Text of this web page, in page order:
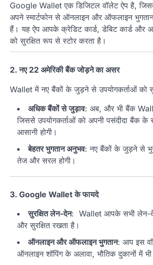
Google Wallet एक डिजिटल वॉलेट ऐप है,
अपने स्मार्टफोन से ऑनलाइन और ऑफलाइन
हैं। यह ऐप आपके क्रेडिट कार्ड, डेबिट कार्ड और
को सुरक्षित रूप से स्टोर करता है।
2. नए 22 अमेरिकी बैंक जोड़ने का असर
Wallet में नए बैंकों के जुड़ने से उपयोगकर्ताओं को
अधिक बैंकों से जुड़ाव: अब, और भी बैंक
जिससे उपयोगकर्ताओं को अपनी पसंदीदा बैंक के
आसानी होगी।
बेहतर भुगतान अनुभव: नए बैंकों के जुड़ने से
तेज और सरल होगी।
3. Google Wallet के फायदे
सुरक्षित लेन-देन: Wallet आपके सभी लेन-
और सुरक्षित रखता है।
ऑनलाइन और ऑफलाइन भुगतान: आप इस
ऑनलाइन शॉपिंग के अलावा, भौतिक दुकानों में